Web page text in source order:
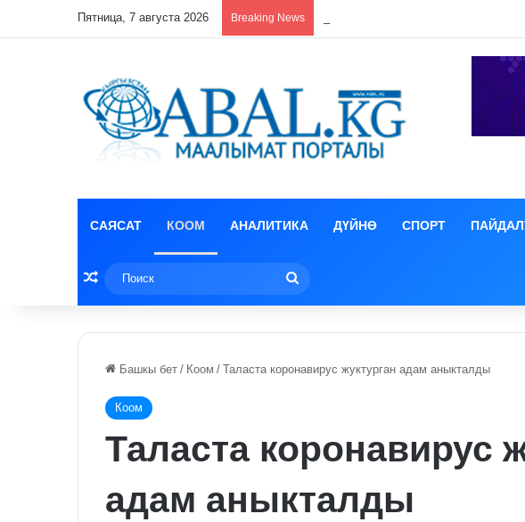
Пятница, 7 августа 2026 Breaking News
САЯСАТ КООМ АНАЛИТИКА ДҮЙНӨ СПОРТ
Random Article
Башкы бет / Коом / Таласта коронавирус жуктурган адам аныкталды
Коом
Таласта коронавирус
адам аныкталды